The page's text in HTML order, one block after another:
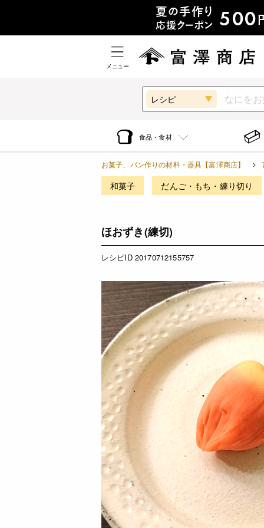
メニュー
レシピ
食品・食材
お菓子、パン作りの材料・器具【富澤商店】
和菓子 だんご・もち・練り切り
ほおずき(練切)
レシピID 20170712155757